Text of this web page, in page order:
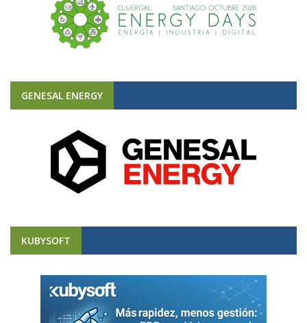
GENESAL ENERGY
KUBYSOFT